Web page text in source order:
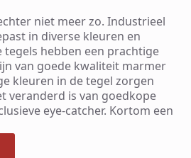
niet meer zo. Industrieel
in diverse kleuren en
hebben een prachtige
van goede kwaliteit marmer
kleuren in de tegel zorgen
veranderd is van goedkope
eye-catcher. Kortom een